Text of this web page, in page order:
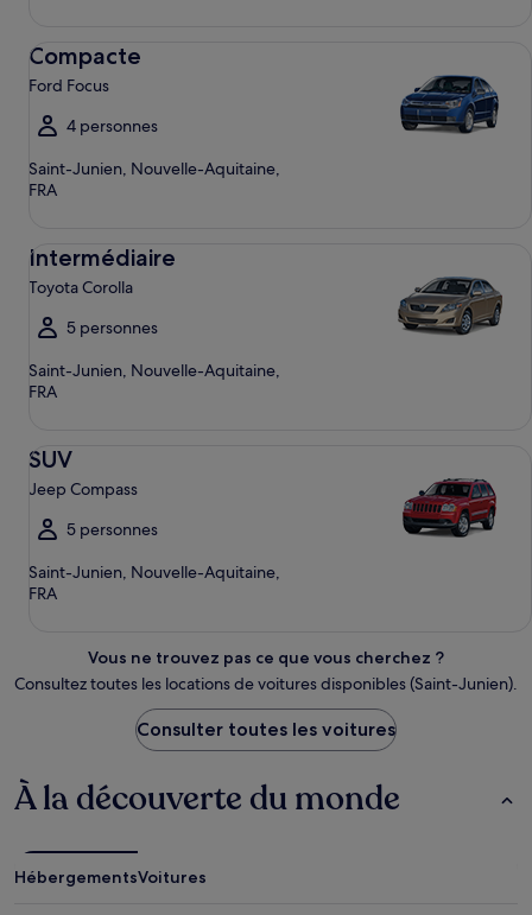
Compacte
Ford Focus
4 personnes
Saint-Junien, Nouvelle-Aquitaine,
FRA
Intermédiaire
Toyota Corolla
5 personnes
Saint-Junien, Nouvelle-Aquitaine,
FRA
SUV
Jeep Compass
5 personnes
Saint-Junien, Nouvelle-Aquitaine,
FRA
Vous ne trouvez pas ce que vous cherchez ?
Consultez toutes les locations de voitures disponibles (Saint-Junien).
Consulter toutes les voitures
À la découverte du monde
HébergementsVoitures